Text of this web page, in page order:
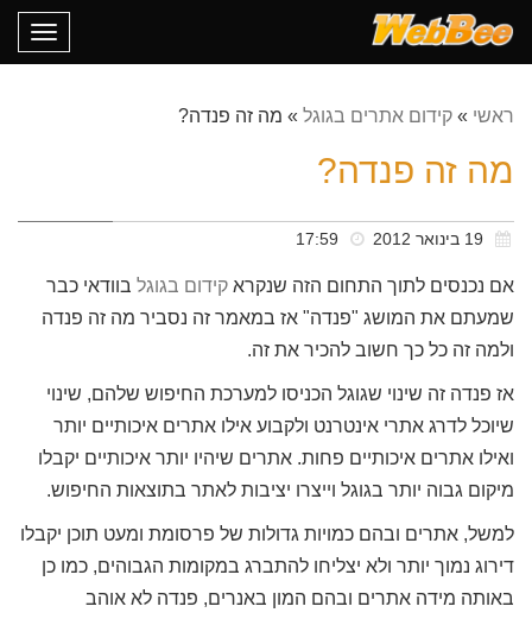
ראשי » קידום אתרים בגוגל » מה זה פנדה?
מה זה פנדה?
אם נכנסים לתוך התחום הזה שנקרא קידום בגוגל בוודאי כבר
שמעתם את המושג "פנדה" אז במאמר זה נסביר מה זה פנדה
ולמה זה כל כך חשוב להכיר את זה.
אז פנדה זה שינוי שגוגל הכניסו למערכת החיפוש שלהם, שינוי
שיוכל לדרג אתרי אינטרנט ולקבוע אילו אתרים איכותיים יותר
ואילו אתרים איכותיים פחות. אתרים שיהיו יותר איכותיים יקבלו
מיקום גבוה יותר בגוגל וייצרו יציבות לאתר בתוצאות החיפוש.
למשל, אתרים ובהם כמויות גדולות של פרסומת ומעט תוכן יקבלו
דירוג נמוך יותר ולא יצליחו להתברג במקומות הגבוהים, כמו כן
באותה מידה אתרים ובהם המון באנרים, פנדה לא אוהב